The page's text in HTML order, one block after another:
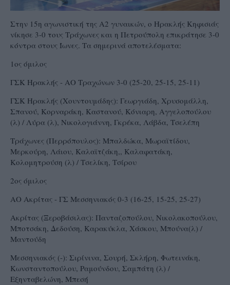
Στην 15η αγωνιστική της Α2 γυναικών, ο Ηρακλής Κηφισιάς
νίκησε 3-0 τους Τράχωνες και η Πετρούπολη επικράτησε 3-0
κόντρα στους Ίωνες. Τα σημερινά αποτελέσματα:
1ος όμιλος
ΓΣΚ Ηρακλής - ΑΟ Τραχώνων 3-0 (25-20, 25-15, 25-11)
ΓΣΚ Ηρακλής (Χουντουμάδης): Γεωργιάδη, Χρυσομάλλη,
Σπανού, Κορναράκη, Καστανού, Κόνιαρη, Αγγελοπούλου
(λ) / Λύρα (λ), Νικολογιάννη, Γκρέκα, Λάβδα, Τσελέπη
Τράχωνες (Περρόπουλος): Μπαλδώκα, Μωραϊτίδου,
Μερκούρη, Λάιου, Καλαϊτζάκη,, Καλαφατάκη,
Κολομητρούση (λ) / Τσελίκη, Τσίρου
2ος όμιλος
ΑΟ Ακρίτας - ΓΣ Μεσσηνιακός 0-3 (16-25, 15-25, 25-27)
Ακρίτας (Ξεροβάσιλας): Πανταζοπούλου, Νικολακοπούλου,
Μποτσάκη, Δεδούση, Καρακύκλα, Χάσκου, Μπούνα(λ) /
Μαντούδη
Μεσσηνιακός (-): Σιρίνινα, Σουρή, Σκλήρη, Φωτεινάκη,
Κωνσταντοπούλου, Ραμούνδου, Σαμπάτη (λ) /
Εξηνταβελώνη, Μπεσή